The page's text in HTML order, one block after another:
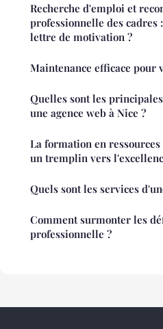
Recherche d'emploi et
professionnelle des cadres
lettre de motivation ?
Maintenance efficace pour
Quelles sont les
une agence web à Nice ?
La formation en
un tremplin vers
Quels sont les services
Comment surmonter les
professionnelle ?